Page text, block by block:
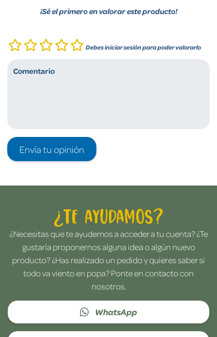
¡Sé el primero en valorar este producto!
Debes iniciar sesión para poder valorarlo
Envía tu opinión
¿Te ayudamos?
¿Necesitas que te ayudemos a acceder a tu cuenta? ¿Te
gustaría proponernos alguna idea o algún nuevo
producto? ¿Has realizado un pedido y quieres saber si
todo va viento en popa? Ponte en contacto con
nosotros.
WhatsApp